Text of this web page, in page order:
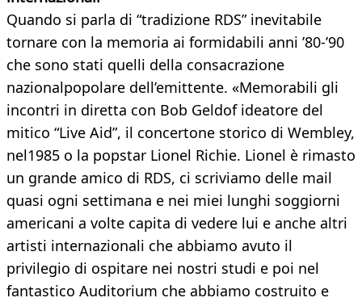
Quando si parla di “tradizione RDS” inevitabile
tornare con la memoria ai formidabili anni ’80-’90
che sono stati quelli della consacrazione
nazionalpopolare dell’emittente. «Memorabili gli
incontri in diretta con Bob Geldof ideatore del
mitico “Live Aid”, il concertone storico di Wembley,
nel1985 o la popstar Lionel Richie. Lionel è rimasto
un grande amico di RDS, ci scriviamo delle mail
quasi ogni settimana e nei miei lunghi soggiorni
americani a volte capita di vedere lui e anche altri
artisti internazionali che abbiamo avuto il
privilegio di ospitare nei nostri studi e poi nel
fantastico Auditorium che abbiamo costruito e